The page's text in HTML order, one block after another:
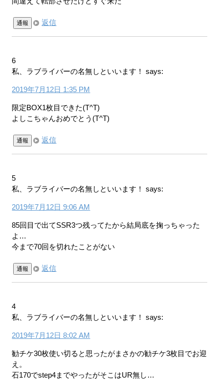
通報 返信
6
私、ラブライバーの名無しといいます！
says:
2019年7月12日 1:35 PM
限定BOX1枚目できた(T^T)
よしこちゃんおめでとう(T^T)
通報 返信
5
私、ラブライバーの名無しといいます！
says:
2019年7月12日 9:06 AM
85回目で出てSSR3つ残ってたから結局底を掬っちゃった
よ…
今まで70回を切れたことがない
通報 返信
4
私、ラブライバーの名無しといいます！
says:
2019年7月12日 8:02 AM
勧チケ30枚使い切ると思ったがまさかの勧チケ3枚目でお迎
え。
石170でstep4までやったがそこはUR無し…